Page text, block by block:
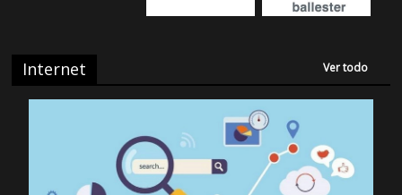
Internet Ver todo